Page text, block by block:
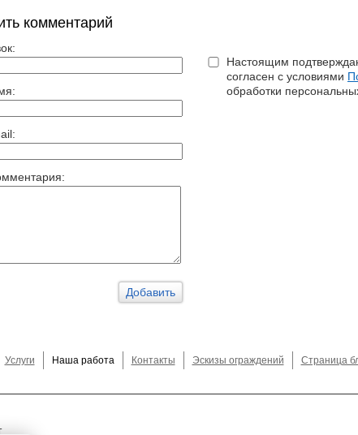
комментарий
Настоящим
согласен с условиями
обработки
Услуги Наша работа Контакты Эскизы ограждений Страница